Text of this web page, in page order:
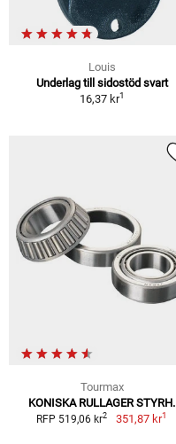
Louis
Underlag till sidostöd svart
16,37 kr1
Tourmax
KONISKA RULLAGER STYRH.
RFP 519,06 kr2 351,87 kr1